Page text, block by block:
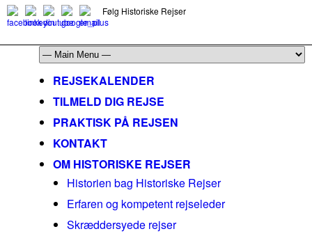
Følg Historiske Rejser
REJSEKALENDER
TILMELD DIG REJSE
PRAKTISK PÅ REJSEN
KONTAKT
OM HISTORISKE REJSER
Historien bag Historiske Rejser
Erfaren og kompetent rejseleder
Skræddersyede rejser